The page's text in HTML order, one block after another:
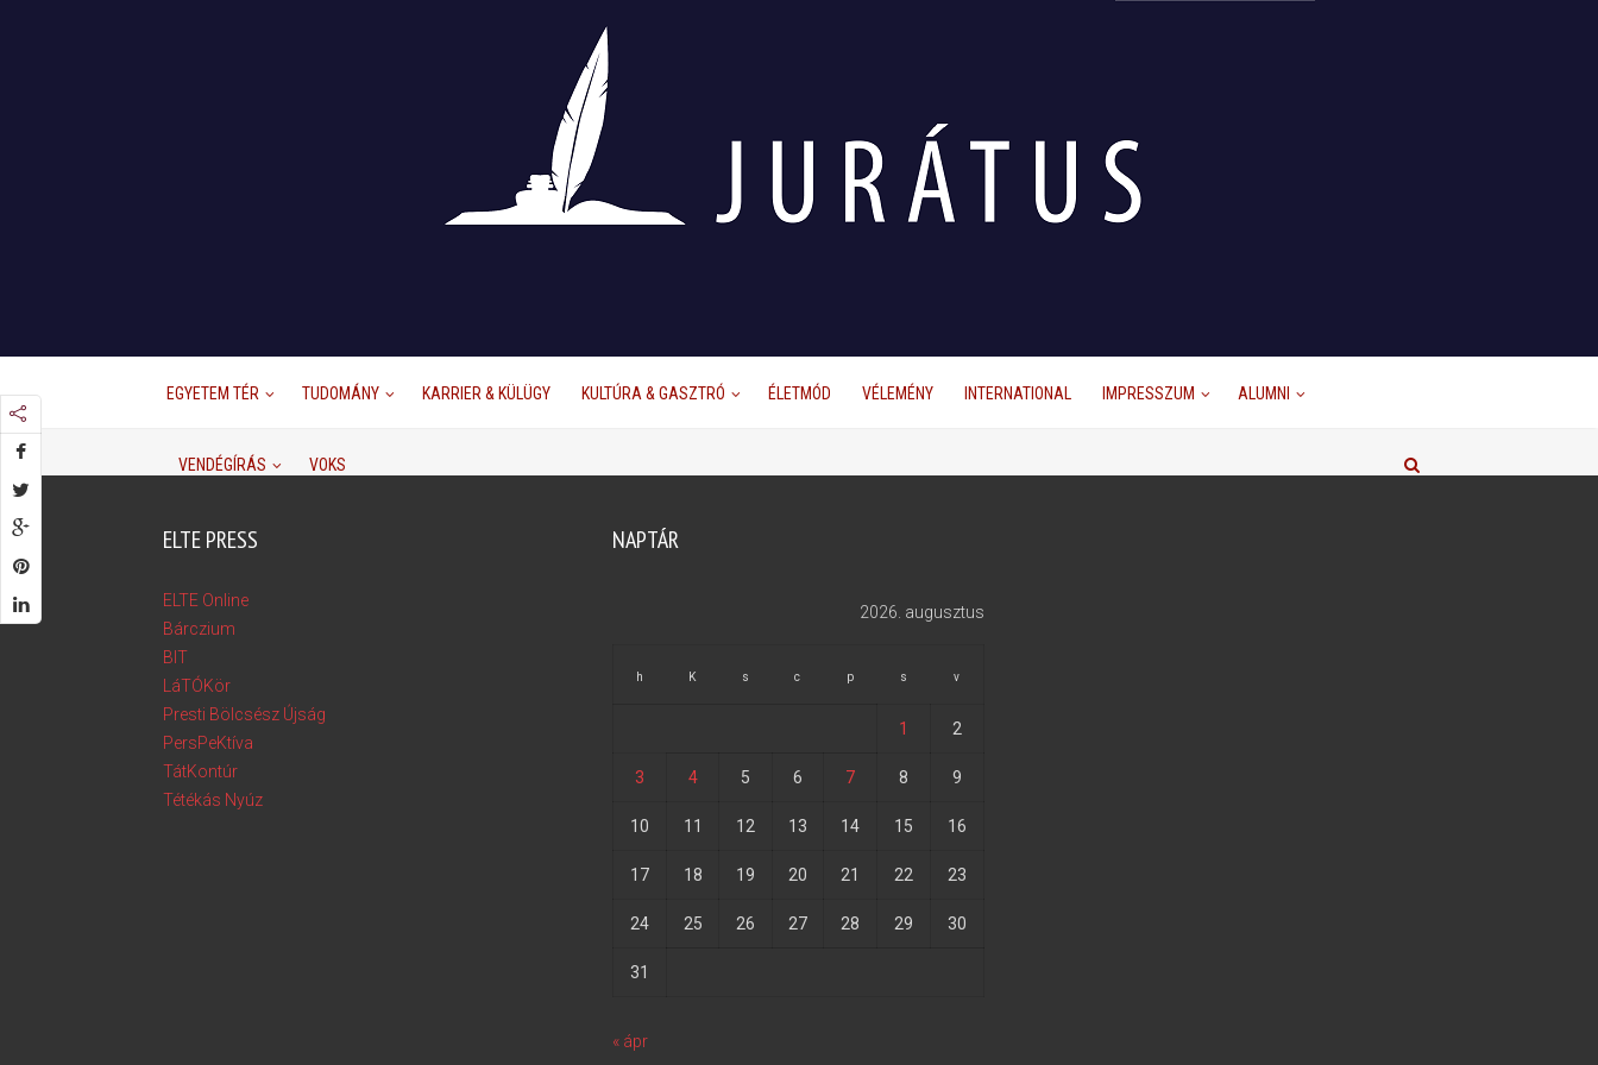
EGYETEM TÉR TUDOMÁNY KARRIER & KÜLÜGY KULTÚRA & GASZTRÓ ÉLETMÓD VÉLEMÉNY INTERNATIONAL IMPRESSZUM ALUMNI
VENDÉGÍRÁS VOKS
ELTE PRESS
ELTE Online
Bárczium
BIT
LáTÓKör
Presti Bölcsész Újság
PersPeKtíva
TátKontúr
Tétékás Nyúz
NAPTÁR
2026. augusztus
h K s c p s v
1 2
3 4 5 6 7 8 9
10 11 12 13 14 15 16
17 18 19 20 21 22 23
24 25 26 27 28 29 30
31
« ápr